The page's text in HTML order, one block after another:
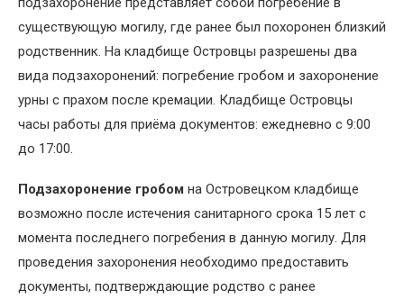
существующую могилу, где ранее был похоронен близкий
родственник. На кладбище Островцы разрешены два
вида подзахоронений: погребение гробом и захоронение
урны с прахом после кремации. Кладбище Островцы
часы работы для приёма документов: ежедневно с 9:00
до 17:00.
Подзахоронение гробом на Островецком кладбище
возможно после истечения санитарного срока 15 лет с
момента последнего погребения в данную могилу. Для
проведения захоронения необходимо предоставить
документы, подтверждающие родство с ранее